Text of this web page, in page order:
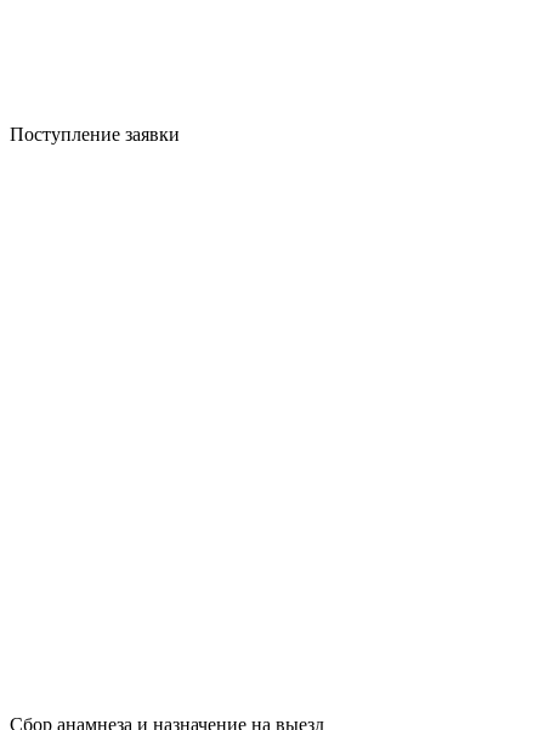
Поступление заявки
Сбор анамнеза и назначение на выезд